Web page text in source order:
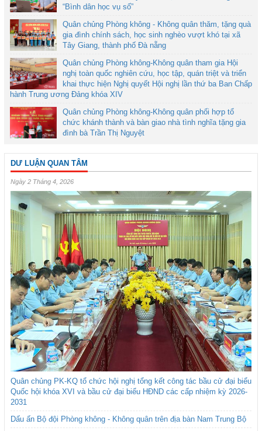
“Bình dân học vụ số”
Quân chủng Phòng không - Không quân thăm, tặng quà
gia đình chính sách, học sinh nghèo vượt khó tại xã
Tây Giang, thành phố Đà nẵng
Quân chủng Phòng không-Không quân tham gia Hội
nghị toàn quốc nghiên cứu, học tập, quán triệt và triển
khai thực hiện Nghị quyết Hội nghị lần thứ ba Ban Chấp
hành Trung ương Đảng khóa XIV
Quân chủng Phòng không-Không quân phối hợp tổ
chức khánh thành và bàn giao nhà tình nghĩa tặng gia
đình bà Trần Thị Nguyệt
DƯ LUẬN QUAN TÂM
Ngày 2 Tháng 4, 2026
Quân chủng PK-KQ tổ chức hội nghị tổng kết công tác bầu cử đại biểu
Quốc hội khóa XVI và bầu cử đại biểu HĐND các cấp nhiệm kỳ 2026-
2031
Dấu ấn Bộ đội Phòng không - Không quân trên địa bàn Nam Trung Bộ